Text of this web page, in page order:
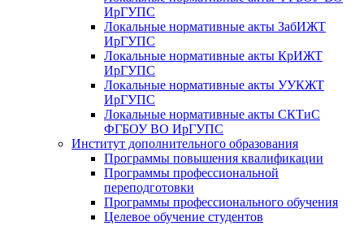
ИрГУПС
Локальные нормативные акты ЗабИЖТ
ИрГУПС
Локальные нормативные акты КрИЖТ
ИрГУПС
Локальные нормативные акты УУКЖТ
ИрГУПС
Локальные нормативные акты СКТиС
ФГБОУ ВО ИрГУПС
Институт дополнительного образования
Программы повышения квалификации
Программы профессиональной
переподготовки
Программы профессионального обучения
Целевое обучение студентов